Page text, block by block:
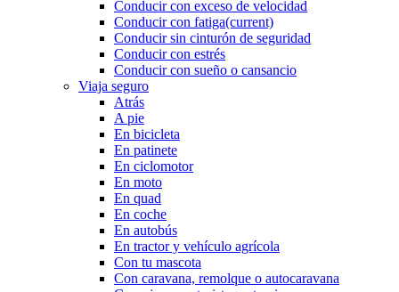
Conducir con exceso de velocidad
Conducir con fatiga(current)
Conducir sin cinturón de seguridad
Conducir con estrés
Conducir con sueño o cansancio
Viaja seguro
Atrás
A pie
En bicicleta
En patinete
En ciclomotor
En moto
En quad
En coche
En autobús
En tractor y vehículo agrícola
Con tu mascota
Con caravana, remolque o autocaravana